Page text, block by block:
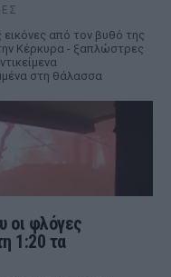
εικόνες από τον βυθό της
Κέρκυρα - ξαπλώστρες
στη θάλασσα
οι φλόγες
1:20 τα